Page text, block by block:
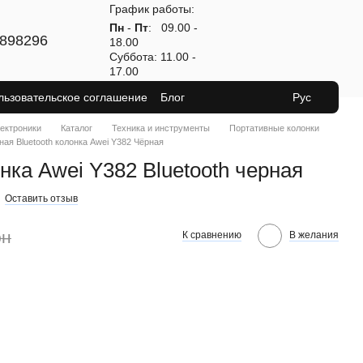
График работы:
Пн- Пт: 09.00 -
18.00
Суббота: 11.00 -
17.00
соглашение Блог Рус
Каталог Техника и инструменты
Портативные колонки
Bluetooth колонка Awei Y382 Чёрная
Awei Y382 Bluetooth черная
Оставить отзыв
К сравнению В желания